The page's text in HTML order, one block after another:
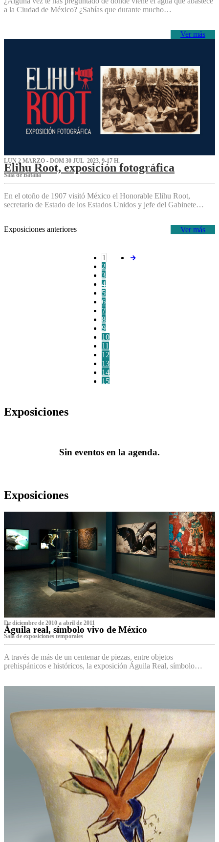
a la Ciudad de México? ¿Sabías que durante mucho…
Ver más
LUN 2 MARZO - DOM 30 JUL 2023, 9-17 H.
Elihu Root, exposición fotográfica
Sala de Batalla
En el otoño de 1907 visitó México el Honorable Elihu Root,
secretario de Estado de los Estados Unidos y jefe del Gabinete…
Ver más
Exposiciones anteriores
1
2
3
4
5
6
7
8
9
10
11
12
13
14
15
Exposiciones
Sin eventos en la agenda.
Exposiciones
De diciembre de 2010 a abril de 2011
Águila real, símbolo vivo de México
Sala de exposiciones temporales
A través de más de un centenar de piezas, entre objetos
prehispánicos e históricos, la exposición Águila Real, símbolo…